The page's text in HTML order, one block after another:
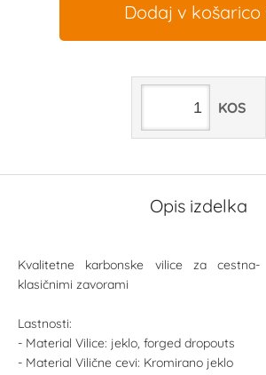
Dodaj v košarico
KOS
Opis izdelka
Kvalitetne karbonske vilice za
klasičnimi zavorami
Lastnosti:
- Material Vilice: jeklo, forged dropouts
- Material Vilične cevi: Kromirano jeklo